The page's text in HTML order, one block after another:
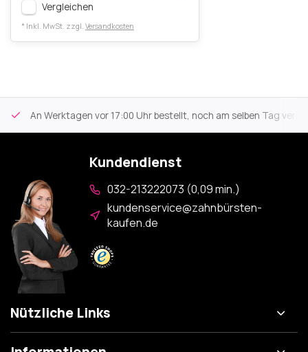
Vergleichen
* Inkl. MwSt. zzgl. Versandkosten
An Werktagen vor 17:00 Uhr bestellt, noch am selben Tag
Kundendienst
032-213222073 (0,09 min.)
kundenservice@zahnbürsten-
kaufen.de
Nützliche Links